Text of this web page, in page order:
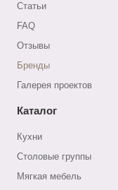
Статьи
FAQ
Отзывы
Бренды
Галерея проектов
Каталог
Кухни
Столовые группы
Мягкая мебель